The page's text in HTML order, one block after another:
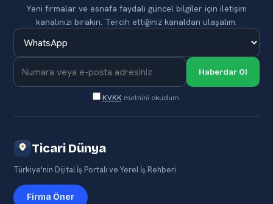
Yeni firmalar ve esnafa faydalı güncel bilgiler için iletişim
kanalınızı bırakın. Tercih ettiğiniz kanaldan ulaşalım.
Haberdar Ol
KVKK metnini okudum.
Ticari Dünya
Türkiye'nin Dijital İş Portalı ve Yerel İş Rehberi
Firma Öner